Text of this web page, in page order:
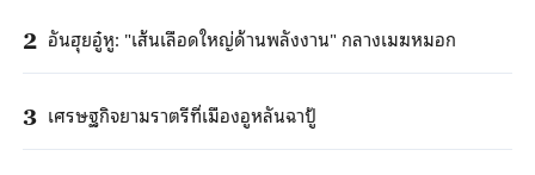
2 อันฮุยอู๋หู: "เส้นเลือดใหญ่ด้านพลังงาน" กลางเมฆหมอก
3 เศรษฐกิจยามราตรีที่เมืองอูหลันฉาปู้